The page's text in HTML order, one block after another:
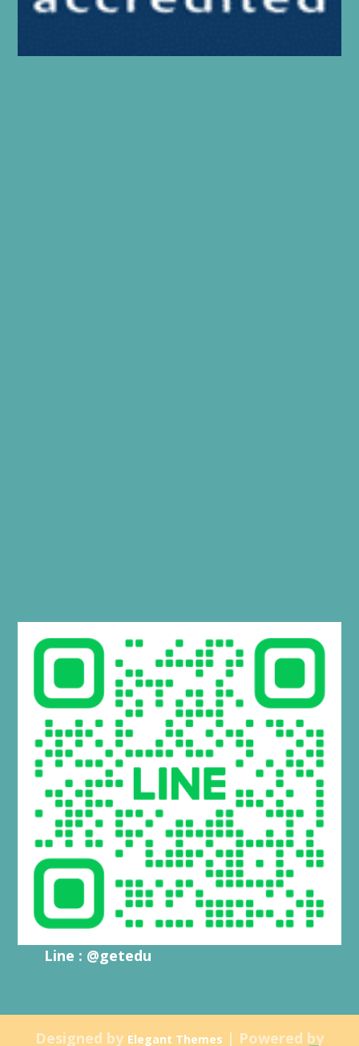
Line : @getedu
Designed by Elegant Themes | Powered by